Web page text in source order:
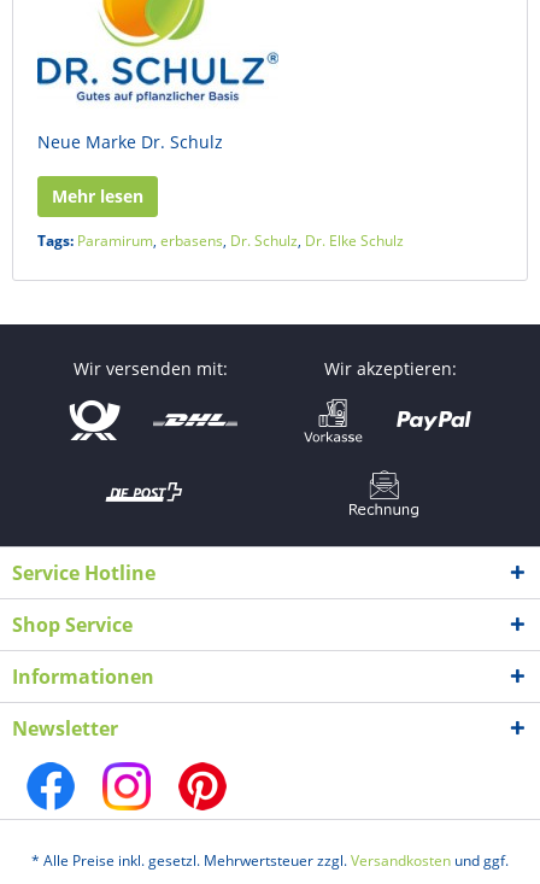
Neue Marke Dr. Schulz
Mehr lesen
Tags: Paramirum, erbasens, Dr. Schulz, Dr. Elke Schulz
Wir versenden mit: Wir akzeptieren:
Service Hotline
Shop Service
Informationen
Newsletter
* Alle Preise inkl. gesetzl. Mehrwertsteuer zzgl.Versandkosten und ggf.